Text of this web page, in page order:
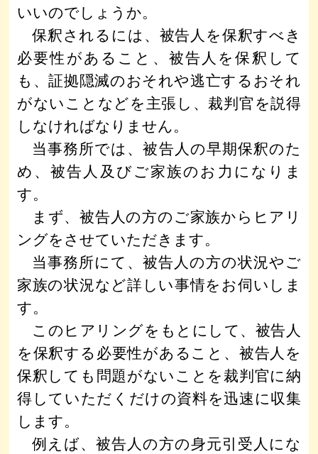
いいのでしょうか。
保釈されるには、被告人を保釈すべき
必要性があること、被告人を保釈して
も、証拠隠滅のおそれや逃亡するおそれ
がないことなどを主張し、裁判官を説得
しなければなりません。
当事務所では、被告人の早期保釈のた
め、被告人及びご家族のお力になりま
す。
まず、被告人の方のご家族からヒアリ
ングをさせていただきます。
当事務所にて、被告人の方の状況やご
家族の状況など詳しい事情をお伺いしま
す。
このヒアリングをもとにして、被告人
を保釈する必要性があること、被告人を
保釈しても問題がないことを裁判官に納
得していただくだけの資料を迅速に収集
します。
例えば、被告人の方の身元引受人にな